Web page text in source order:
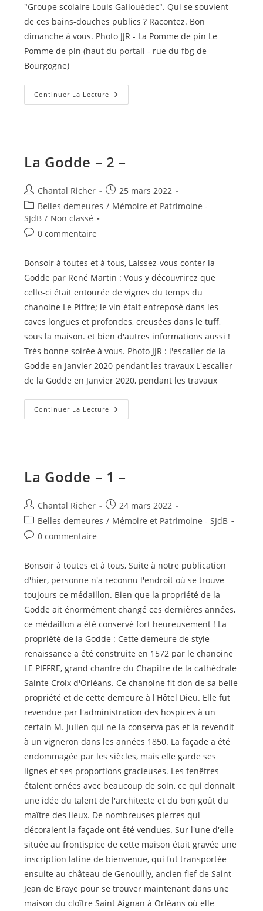
"Groupe scolaire Louis Gallouédec". Qui se souvient
de ces bains-douches publics ? Racontez. Bon
dimanche à vous. Photo JJR - La Pomme de pin Le
Pomme de pin (haut du portail - rue du fbg de
Bourgogne)
Continuer La Lecture Bains-
Douches
La Godde – 2 –
Auteur/autrice
de
la
publication :
Chantal Richer
Publication
publiée :
25 mars 2022
Post
category:
Belles demeures / Mémoire et Patrimoine -
SJdB / Non classé
Commentaires
la
0 commentaire
Bonsoir à toutes et à tous, Laissez-vous conter la
Godde par René Martin : Vous y découvrirez que
celle-ci était entourée de vignes du temps du
chanoine Le Piffre; le vin était entreposé dans les
caves longues et profondes, creusées dans le tuff,
sous la maison. et bien d'autres informations aussi !
Très bonne soirée à vous. Photo JJR : l'escalier de la
Godde en Janvier 2020 pendant les travaux L'escalier
de la Godde en Janvier 2020, pendant les travaux
Continuer La Lecture La
Godde
La Godde – 1 –
Auteur/autrice
de
la
publication :
Chantal Richer
Publication
publiée :
24 mars 2022
Post
category:
Belles demeures / Mémoire et Patrimoine - SJdB
Commentaires
la
0 commentaire
Bonsoir à toutes et à tous, Suite à notre publication
d'hier, personne n'a reconnu l'endroit où se trouve
toujours ce médaillon. Bien que la propriété de la
Godde ait énormément changé ces dernières années,
ce médaillon a été conservé fort heureusement ! La
propriété de la Godde : Cette demeure de style
renaissance a été construite en 1572 par le chanoine
LE PIFFRE, grand chantre du Chapitre de la cathédrale
Sainte Croix d'Orléans. Ce chanoine fit don de sa belle
propriété et de cette demeure à l'Hôtel Dieu. Elle fut
revendue par l'administration des hospices à un
certain M. Julien qui ne la conserva pas et la revendit
à un vigneron dans les années 1850. La façade a été
endommagée par les siècles, mais elle garde ses
lignes et ses proportions gracieuses. Les fenêtres
étaient ornées avec beaucoup de soin, ce qui donnait
une idée du talent de l'architecte et du bon goût du
maître des lieux. De nombreuses pierres qui
décoraient la façade ont été vendues. Sur l'une d'elle
située au frontispice de cette maison était gravée une
inscription latine de bienvenue, qui fut transportée
ensuite au château de Genouilly, ancien fief de Saint
Jean de Braye pour se trouver maintenant dans une
maison du cloître Saint Aignan à Orléans où elle